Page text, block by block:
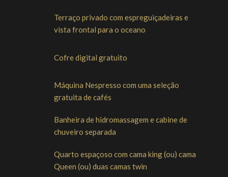
Terraço privado com espreguiçadeiras e
vista frontal para o oceano
Cofre digital gratuito
Máquina Nespresso com uma seleção
gratuita de cafés
Banheira de hidromassagem e cabine de
chuveiro separada
Quarto espaçoso com cama king (ou) cama
Queen (ou) duas camas twin